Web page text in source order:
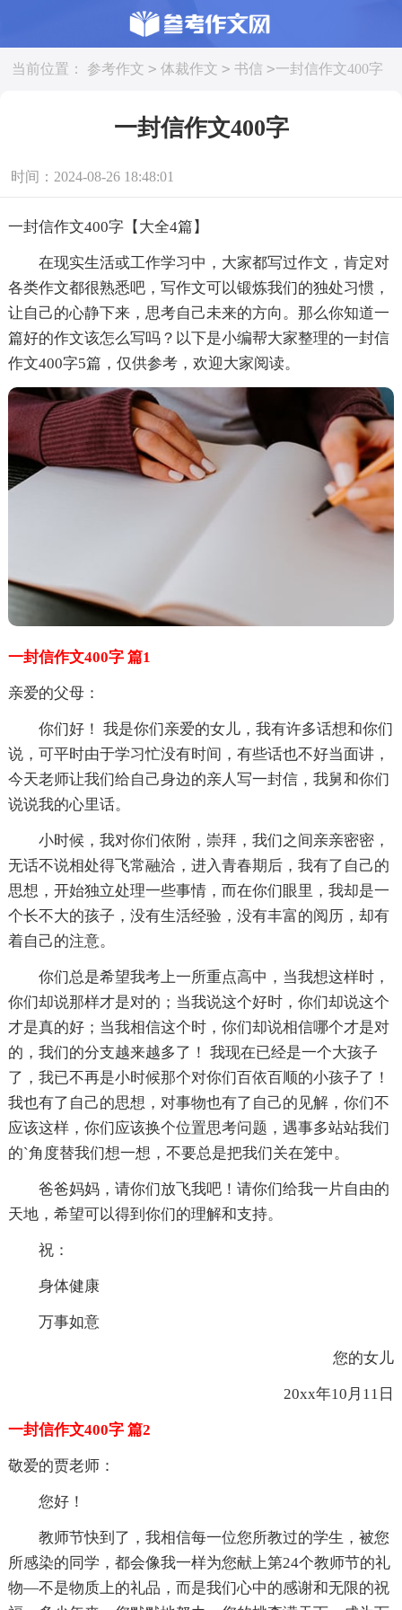
当前位置： 参考作文 > 体裁作文 > 书信 >一封信作文400字
一封信作文400字
时间：2024-08-26 18:48:01
一封信作文400字【大全4篇】
在现实生活或工作学习中，大家都写过作文，肯定对
各类作文都很熟悉吧，写作文可以锻炼我们的独处习惯，
让自己的心静下来，思考自己未来的方向。那么你知道一
篇好的作文该怎么写吗？以下是小编帮大家整理的一封信
作文400字5篇，仅供参考，欢迎大家阅读。
一封信作文400字 篇1
亲爱的父母：
你们好！ 我是你们亲爱的女儿，我有许多话想和你们
说，可平时由于学习忙没有时间，有些话也不好当面讲，
今天老师让我们给自己身边的亲人写一封信，我舅和你们
说说我的心里话。
小时候，我对你们依附，崇拜，我们之间亲亲密密，
无话不说相处得飞常融洽，进入青春期后，我有了自己的
思想，开始独立处理一些事情，而在你们眼里，我却是一
个长不大的孩子，没有生活经验，没有丰富的阅历，却有
着自己的注意。
你们总是希望我考上一所重点高中，当我想这样时，
你们却说那样才是对的；当我说这个好时，你们却说这个
才是真的好；当我相信这个时，你们却说相信哪个才是对
的，我们的分支越来越多了！ 我现在已经是一个大孩子
了，我已不再是小时候那个对你们百依百顺的小孩子了！
我也有了自己的思想，对事物也有了自己的见解，你们不
应该这样，你们应该换个位置思考问题，遇事多站站我们
的`角度替我们想一想，不要总是把我们关在笼中。
爸爸妈妈，请你们放飞我吧！请你们给我一片自由的
天地，希望可以得到你们的理解和支持。
祝：
身体健康
万事如意
您的女儿
20xx年10月11日
一封信作文400字 篇2
敬爱的贾老师：
您好！
教师节快到了，我相信每一位您所教过的学生，被您
所感染的同学，都会像我一样为您献上第24个教师节的礼
物—不是物质上的礼品，而是我们心中的感谢和无限的祝